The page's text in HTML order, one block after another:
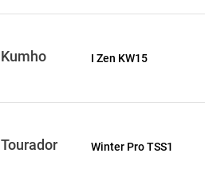
Kumho I Zen KW15
Tourador Winter Pro TSS1